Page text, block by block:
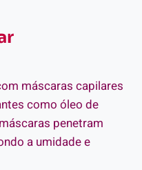
máscaras capilares
como óleo de
penetram
a umidade e